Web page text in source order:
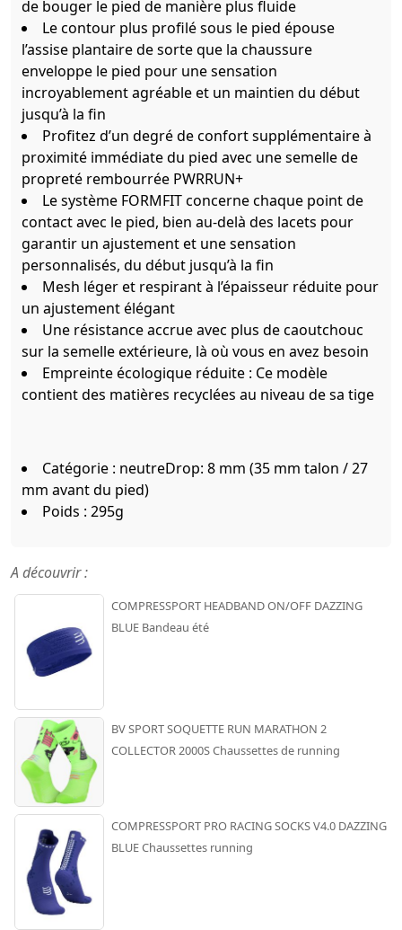
de bouger le pied de manière plus fluide
Le contour plus profilé sous le pied épouse
l’assise plantaire de sorte que la chaussure
enveloppe le pied pour une sensation
incroyablement agréable et un maintien du début
jusqu’à la fin
Profitez d’un degré de confort supplémentaire à
proximité immédiate du pied avec une semelle de
propreté rembourrée PWRRUN+
Le système FORMFIT concerne chaque point de
contact avec le pied, bien au-delà des lacets pour
garantir un ajustement et une sensation
personnalisés, du début jusqu’à la fin
Mesh léger et respirant à l’épaisseur réduite pour
un ajustement élégant
Une résistance accrue avec plus de caoutchouc
sur la semelle extérieure, là où vous en avez besoin
Empreinte écologique réduite : Ce modèle
contient des matières recyclées au niveau de sa tige
Catégorie : neutreDrop: 8 mm (35 mm talon / 27
mm avant du pied)
Poids : 295g
A découvrir :
COMPRESSPORT HEADBAND ON/OFF DAZZING
BLUE Bandeau été
BV SPORT SOQUETTE RUN MARATHON 2
COLLECTOR 2000S Chaussettes de running
COMPRESSPORT PRO RACING SOCKS V4.0 DAZZING
BLUE Chaussettes running